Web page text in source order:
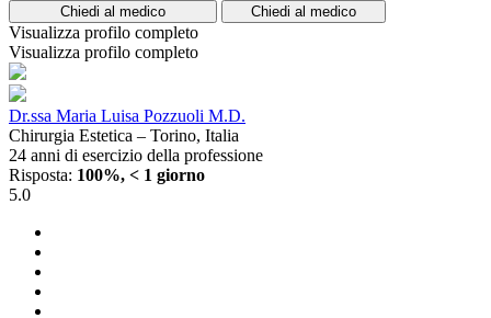
Chiedi al medico Chiedi al medico
Visualizza profilo completo
Visualizza profilo completo
Dr.ssa Maria Luisa Pozzuoli M.D.
Chirurgia Estetica – Torino, Italia
24 anni di esercizio della professione
Risposta: 100%, < 1 giorno
5.0